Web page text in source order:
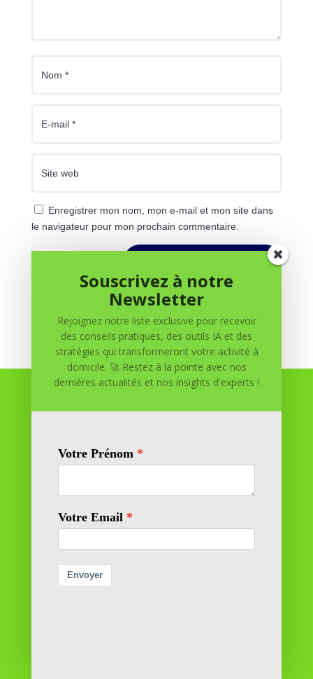
Enregistrer mon nom, mon e-mail et mon site dans
le navigateur pour mon prochain commentaire.
pour atteindre vos objectifs depuis le confort de votre
Souscrivez à notre
Newsletter
Rejoignez notre liste exclusive pour recevoir
des conseils pratiques, des outils IA et des
stratégies qui transformeront votre activité à
domicile. 🚀 Restez à la pointe avec nos
dernières actualités et nos insights d'experts !